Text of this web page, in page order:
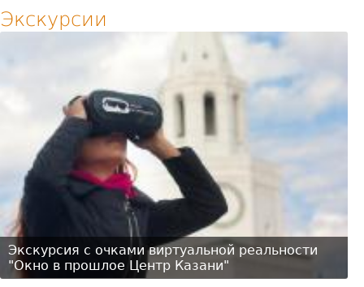
Экскурсии
Экскурсия с очками виртуальной реальности
"Окно в прошлое Центр Казани"